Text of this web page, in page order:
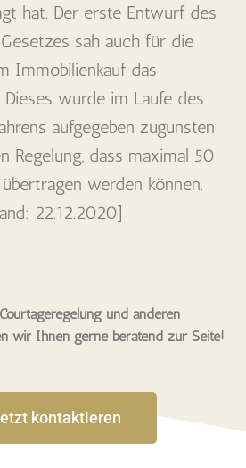
hat. Der erste Entwurf des
sah auch für die
Immobilienkauf das
wurde im Laufe des
aufgegeben zugunsten
Regelung, dass maximal 50
werden können.
22.12.2020]
und anderen
wir Ihnen gerne beratend zur Seite!
kontaktieren